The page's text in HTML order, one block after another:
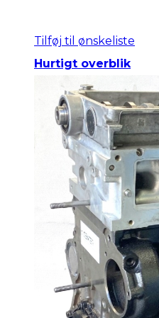
Tilføj til ønskeliste
Hurtigt overblik